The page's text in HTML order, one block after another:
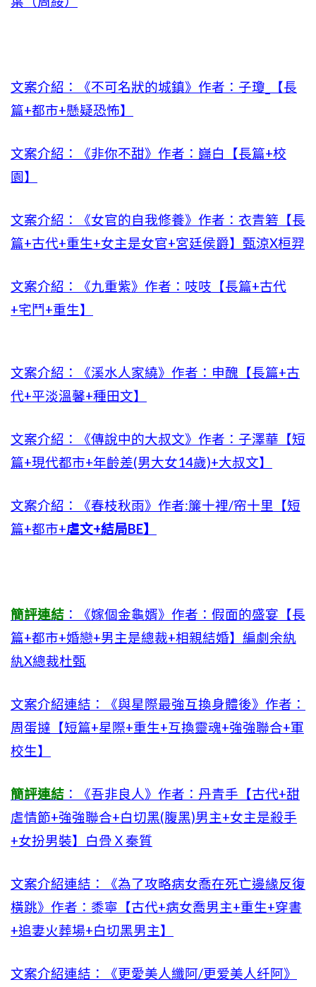
文案介紹：《不可名狀的城鎮》作者：子瓊_【長
篇+都市+懸疑恐怖】
文案介紹：《非你不甜》作者：巋白【長篇+校
園】
文案介紹：《女官的自我修養》作者：衣青箬【長
篇+古代+重生+女主是女官+宮廷侯爵】甄涼X桓羿
文案介紹：《九重紫》作者：吱吱【長篇+古代
+宅鬥+重生】
文案介紹：《溪水人家繞》作者：申醜【長篇+古
代+平淡溫馨+種田文】
文案介紹：《傳說中的大叔文》作者：子澤華【短
篇+現代都市+年齡差(男大女14歲)+大叔文】
文案介紹：《春枝秋雨》作者:簾十裡/帘十里【短
篇+都市+虐文+結局BE】
簡評連結 ：
《嫁個金龜婿》作者：假面的盛宴【長
篇+都市+婚戀+男主是總裁+相親結婚】編劇余紈
紈X總裁杜甄
文案介紹連結：《與星際最強互換身體後》作者：
周蛋撻【短篇+星際+重生+互換靈魂+強強聯合+軍
校生】
簡評連結 ：《吾非良人》作者：丹青手【古代+甜
虐情節+強強聯合+白切黑(腹黑)男主+女主是殺手
+女扮男裝】白骨Ｘ秦質
文案介紹連結：《為了攻略病女喬在死亡邊緣反復
橫跳》作者：黍寧【古代+病女喬男主+重生+穿書
+追妻火葬場+白切黑男主】
文案介紹連結：《更愛美人纖阿/更爱美人纤阿》